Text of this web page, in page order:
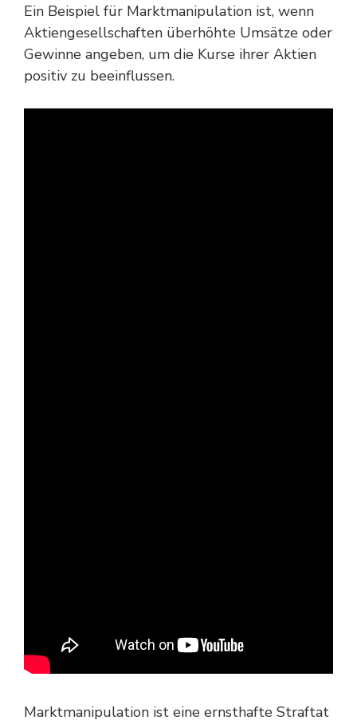
Ein Beispiel für Marktmanipulation ist, wenn
Aktiengesellschaften überhöhte Umsätze oder
Gewinne angeben, um die Kurse ihrer Aktien
positiv zu beeinflussen.
Marktmanipulation ist eine ernsthafte Straftat